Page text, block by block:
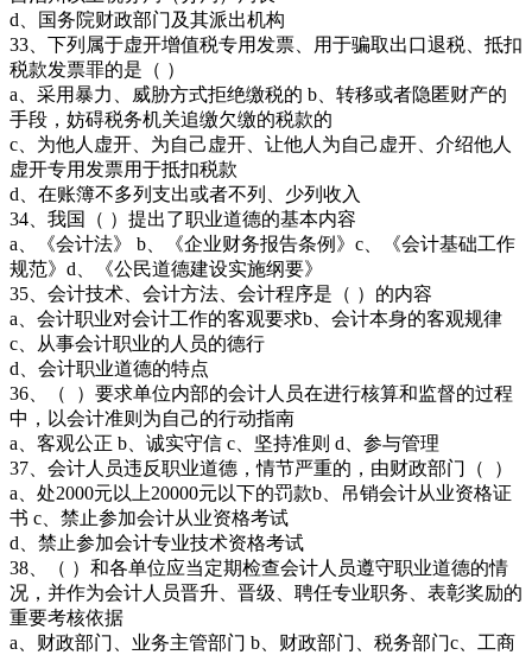
d、国务院财政部门及其派出机构
33、下列属于虚开增值税专用发票、用于骗取出口退税、抵扣
税款发票罪的是（ ）
a、采用暴力、威胁方式拒绝缴税的 b、转移或者隐匿财产的
手段，妨碍税务机关追缴欠缴的税款的
c、为他人虚开、为自己虚开、让他人为自己虚开、介绍他人
虚开专用发票用于抵扣税款
d、在账簿不多列支出或者不列、少列收入
34、我国（ ）提出了职业道德的基本内容
a、《会计法》 b、《企业财务报告条例》c、《会计基础工作
规范》d、《公民道德建设实施纲要》
35、会计技术、会计方法、会计程序是（ ）的内容
a、会计职业对会计工作的客观要求b、会计本身的客观规律
c、从事会计职业的人员的德行
d、会计职业道德的特点
36、（ ）要求单位内部的会计人员在进行核算和监督的过程
中，以会计准则为自己的行动指南
a、客观公正 b、诚实守信 c、坚持准则 d、参与管理
37、会计人员违反职业道德，情节严重的，由财政部门（ ）
a、处2000元以上20000元以下的罚款b、吊销会计从业资格证
书 c、禁止参加会计从业资格考试
d、禁止参加会计专业技术资格考试
38、（ ）和各单位应当定期检查会计人员遵守职业道德的情
况，并作为会计人员晋升、晋级、聘任专业职务、表彰奖励的
重要考核依据
a、财政部门、业务主管部门 b、财政部门、税务部门c、工商